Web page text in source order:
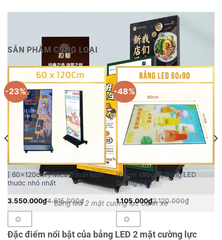
Bảng led 2 mặt cường lực bánh xe
Đặc điểm nổi bật của bảng LED 2 mặt cường lực
SẢN PHẨM CÙNG LOẠI
-23%
[ 60x120cm ] Mica 2 mặt kích
thước nhỏ nhất
3.550.000₫4.615.000₫
-48%
[60cm x90cm] Bảng LED
Quảng Cáo
1.105.000₫2.120.000₫